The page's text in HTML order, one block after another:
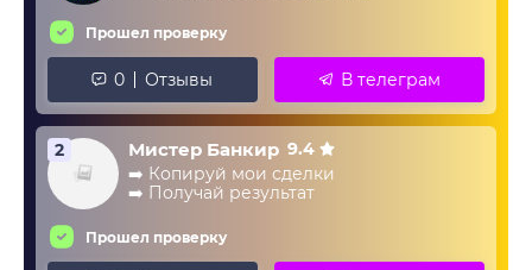
Прошел проверку
0 Отзывы В телеграм
2 Мистер Банкир 9.4
➡️ Копируй мои сделки
➡️ Получай результат
Прошел проверку